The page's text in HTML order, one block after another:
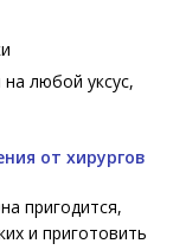
любой уксус,
от хирургов
пригодится,
и приготовить